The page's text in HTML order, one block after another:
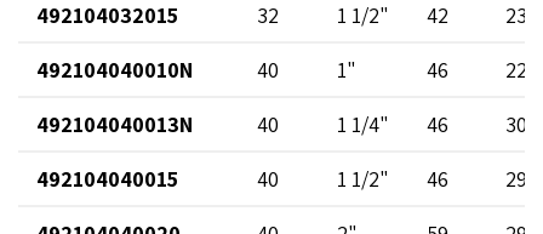
492104032015
32 1 1/2" 42
23
492104040010N
40 1" 46
22
492104040013N
40 1 1/4" 46
30
492104040015
40 1 1/2" 46
29